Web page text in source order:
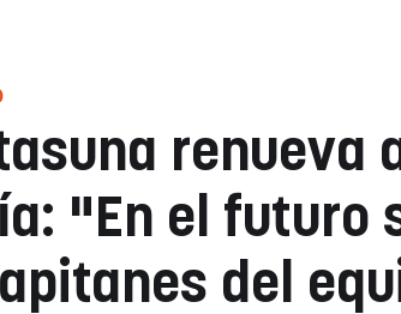
renueva
"En el futuro
del